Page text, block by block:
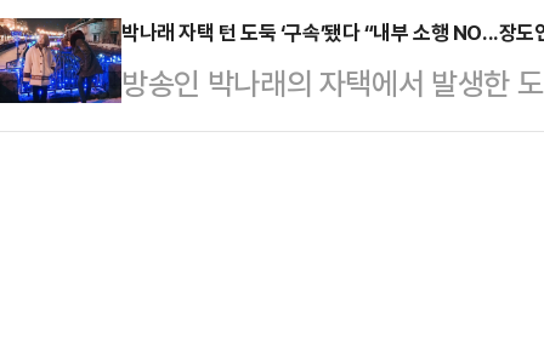
활용한 주 4.5일제를 정책으로 적
면 울산 중구청은 주 40시간 근무
가질 수 있도록 유연근무…
박나래 자택 턴 도둑 ‘구속’됐다 “내부 소행 NO...장도
방송인 박나래의 자택에서 발생한
뉴스에 대한 법적 조치를 예고했다